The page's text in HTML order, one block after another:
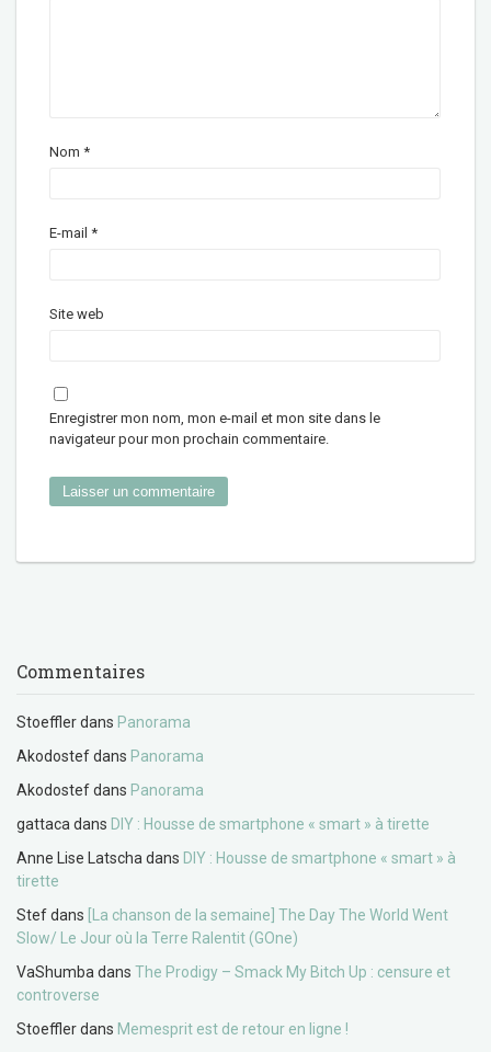
Nom *
E-mail *
Site web
Enregistrer mon nom, mon e-mail et mon site dans le
navigateur pour mon prochain commentaire.
Commentaires
Stoefflerdans Panorama
Akodostefdans Panorama
Akodostefdans Panorama
gattaca dans DIY : Housse de smartphone « smart » à tirette
Anne Lise Latscha dans DIY : Housse de smartphone « smart » à
tirette
Stefdans
[La chanson de la semaine] The Day The World Went
Slow/ Le Jour où la Terre Ralentit (GOne)
VaShumba dans The Prodigy – Smack My Bitch Up : censure et
controverse
Stoefflerdans Memesprit est de retour en ligne !